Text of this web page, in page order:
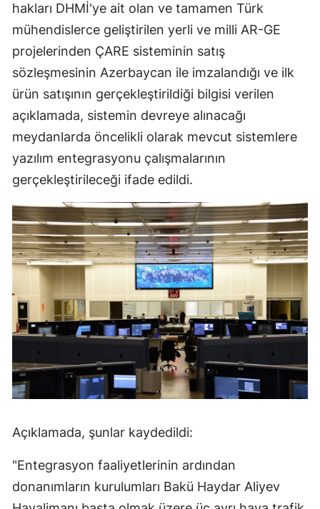
Eskişehir
Gaziantep
Giresun
Gümüşhane
Hakkari
Mersin
İstanbul
İzmir
Kars
Kastamonu
Kayseri
Kırklareli
Konya
Kütahya
hakları DHMİ'ye ait olan ve tamamen Türk
mühendislerce geliştirilen yerli ve milli AR-GE
projelerinden ÇARE sisteminin satış
sözleşmesinin Azerbaycan ile imzalandığı ve ilk
ürün satışının gerçekleştirildiği bilgisi verilen
açıklamada, sistemin devreye alınacağı
meydanlarda öncelikli olarak mevcut sistemlere
yazılım entegrasyonu çalışmalarının
gerçekleştirileceği ifade edildi.
Açıklamada, şunlar kaydedildi:
"Entegrasyon faaliyetlerinin ardından
donanımların kurulumları Bakü Haydar Aliyev